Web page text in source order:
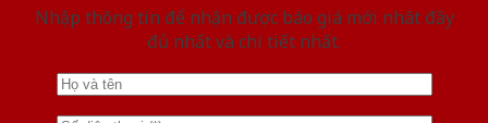
Nhập thông tin để nhận được báo giá mới nhât đầy
đủ nhất và chi tiết nhất.